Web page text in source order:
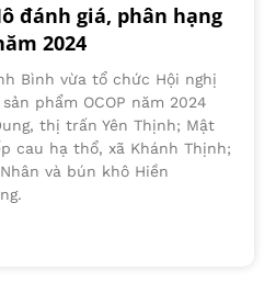
đánh giá, phân hạng
2024
Bình vừa tổ chức Hội nghị
phẩm OCOP năm 2024
thị trấn Yên Thịnh; Mật
cau hạ thổ, xã Khánh Thịnh;
và bún khô Hiền